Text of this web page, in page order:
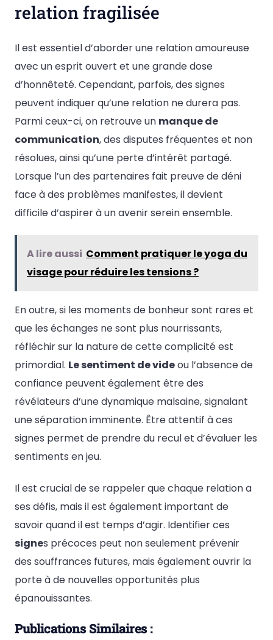
relation fragilisée
Il est essentiel d’aborder une relation amoureuse
avec un esprit ouvert et une grande dose
d’honnêteté. Cependant, parfois, des signes
peuvent indiquer qu’une relation ne durera pas.
Parmi ceux-ci, on retrouve un manque de
communication, des disputes fréquentes et non
résolues, ainsi qu’une perte d’intérêt partagé.
Lorsque l’un des partenaires fait preuve de déni
face à des problèmes manifestes, il devient
difficile d’aspirer à un avenir serein ensemble.
A lire aussi Comment pratiquer le yoga du
visage pour réduire les tensions ?
En outre, si les moments de bonheur sont rares et
que les échanges ne sont plus nourrissants,
réfléchir sur la nature de cette complicité est
primordial. Le sentiment de videou l’absence de
confiance peuvent également être des
révélateurs d’une dynamique malsaine, signalant
une séparation imminente. Être attentif à ces
signes permet de prendre du recul et d’évaluer les
sentiments en jeu.
Il est crucial de se rappeler que chaque relation a
ses défis, mais il est également important de
savoir quand il est temps d’agir. Identifier ces
signes précoces peut non seulement prévenir
des souffrances futures, mais également ouvrir la
porte à de nouvelles opportunités plus
épanouissantes.
Publications Similaires :